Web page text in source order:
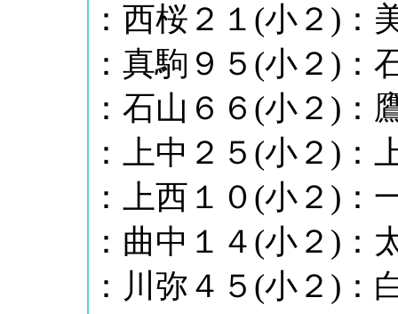
：西桜２１(小２)：
：真駒９５(小２)：
：石山６６(小２)：
：上中２５(小２)：
：上西１０(小２)：
：曲中１４(小２)：
：川弥４５(小２)：